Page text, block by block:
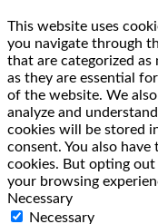
This website uses
you navigate through
that are categorized as
as they are essential
of the website. We
analyze and
cookies will be stored
consent. You also
cookies. But opting
your browsing
Necessary
Necessary